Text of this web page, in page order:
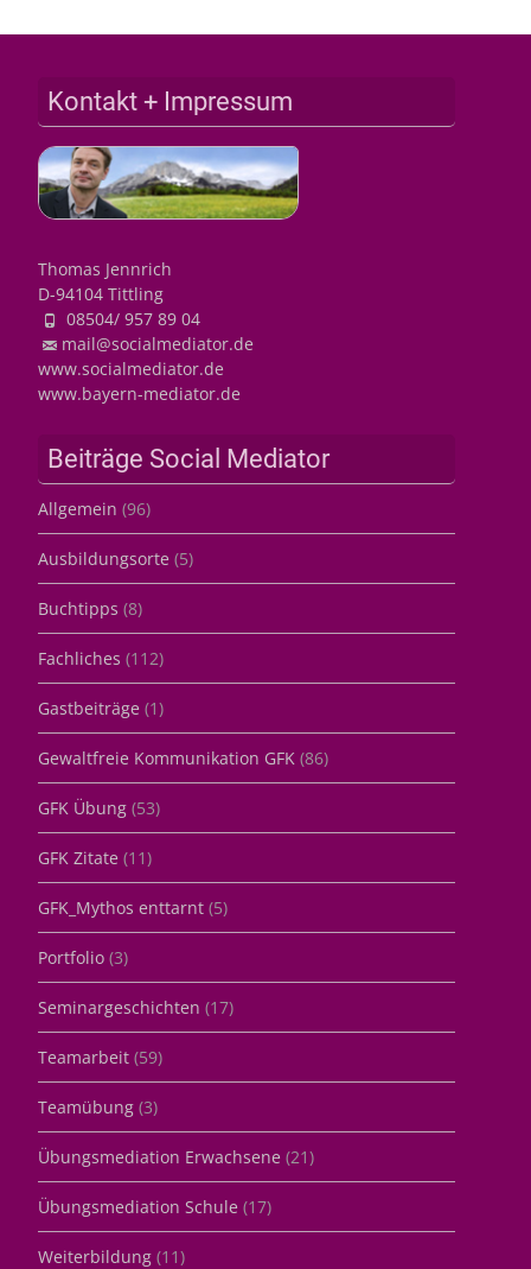
Kontakt + Impressum
Thomas Jennrich
D-94104 Tittling
08504/ 957 89 04
mail@socialmediator.de
www.socialmediator.de
www.bayern-mediator.de
Beiträge Social Mediator
Allgemein (96)
Ausbildungsorte (5)
Buchtipps (8)
Fachliches (112)
Gastbeiträge (1)
Gewaltfreie Kommunikation GFK (86)
GFK Übung (53)
GFK Zitate (11)
GFK_Mythos enttarnt (5)
Portfolio (3)
Seminargeschichten (17)
Teamarbeit (59)
Teamübung (3)
Übungsmediation Erwachsene (21)
Übungsmediation Schule (17)
Weiterbildung (11)